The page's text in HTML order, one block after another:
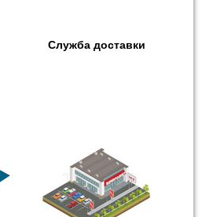
Служба доставки